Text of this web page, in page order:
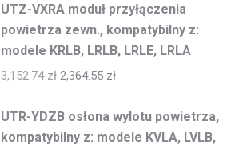
UTZ-VXRA moduł przyłączenia
powietrza zewn., kompatybilny z:
modele KRLB, LRLB, LRLE, LRLA
3,152.74zł 2,364.55 zł
UTR-YDZB osłona wylotu powietrza,
kompatybilny z: modele KVLA, LVLB,